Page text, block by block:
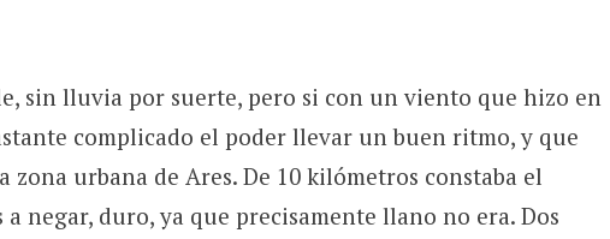
sin lluvia por suerte, pero si con un viento que hizo en
complicado el poder llevar un buen ritmo, y que
zona urbana de Ares. De 10 kilómetros constaba el
negar, duro, ya que precisamente llano no era. Dos